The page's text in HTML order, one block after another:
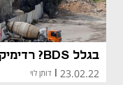
בגלל BDS? רדימיקס מכרה פעילותה בשטחים
23.02.22 דותן לוי